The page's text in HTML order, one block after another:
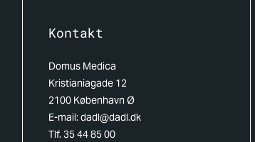
Kontakt
Domus Medica
Kristianiagade 12
2100 København Ø
E-mail:dadl@dadl.dk
Tlf. 35 44 85 00